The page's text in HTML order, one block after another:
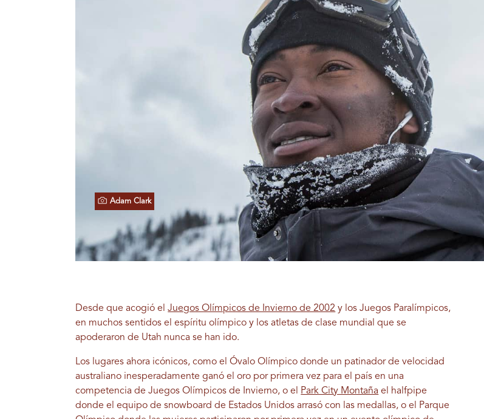
Adam Clark
Desde que acogió elJuegos Olímpicos de Invierno de 2002 y los Juegos Paralímpicos,
en muchos sentidos el espíritu olímpico y los atletas de clase mundial que se
apoderaron de Utah nunca se han ido.
Los lugares ahora icónicos, como el Óvalo Olímpico donde un patinador de velocidad
australiano inesperadamente ganó el oro por primera vez para el país en una
competencia de Juegos Olímpicos de Invierno, o el Park City Montaña el halfpipe
donde el equipo de snowboard de Estados Unidos arrasó con las medallas, o el Parque